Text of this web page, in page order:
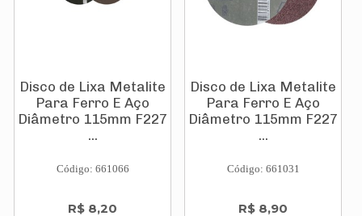
Disco de Lixa Metalite
Para Ferro E Aço
Diâmetro 115mm F227
...
Código: 661066
R$ 8,20
Disco de Lixa Metalite
Para Ferro E Aço
Diâmetro 115mm F227
...
Código: 661031
R$ 8,90